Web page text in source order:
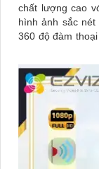
chất lượng cao
hình ảnh sắc
360 độ đàm
được trang bị
tăng cường an
quan sát Wifi